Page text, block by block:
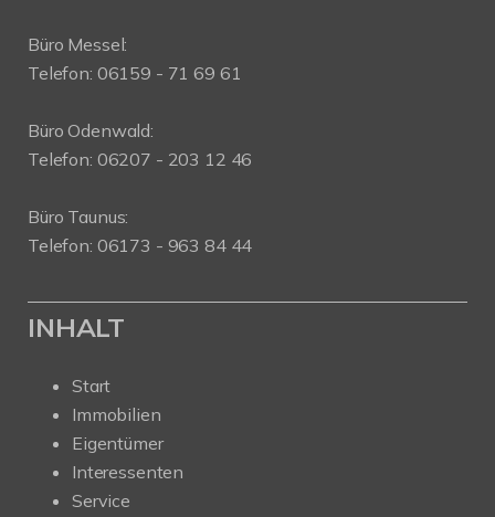
Büro Messel:
Telefon: 06159 - 71 69 61
Büro Odenwald:
Telefon: 06207 - 203 12 46
Büro Taunus:
Telefon: 06173 - 963 84 44
INHALT
Start
Immobilien
Eigentümer
Interessenten
Service